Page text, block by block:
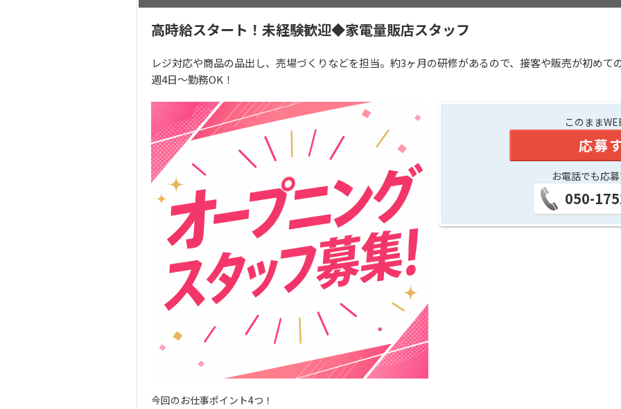
高時給スタート！未経験歓迎◆家電量販店スタッフ
レジ対応や商品の品出し、売場づくりなどを担当。約3ヶ月の研修があるので、接客や販売が初めて
週4日～勤務OK！
このまま
応募
お電話でも応募
050-
今回のお仕事ポイント4つ！